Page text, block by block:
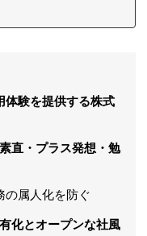
体験を提供する株式
直・プラス発想・勉
の属人化を防ぐ
化とオープンな社風